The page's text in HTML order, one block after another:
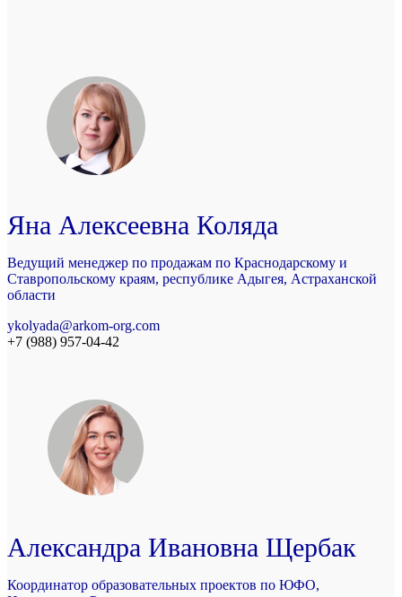
Яна Алексеевна Коляда
Ведущий менеджер по продажам по Краснодарскому и
Ставропольскому краям, республике Адыгея, Астраханской
области
ykolyada@arkom-org.com
+7 (988) 957-04-42
Александра Ивановна Щербак
Координатор образовательных проектов по ЮФО,